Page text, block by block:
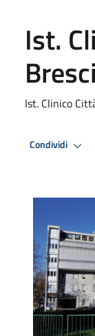
Ist.
Ist. Clinico
Condividi